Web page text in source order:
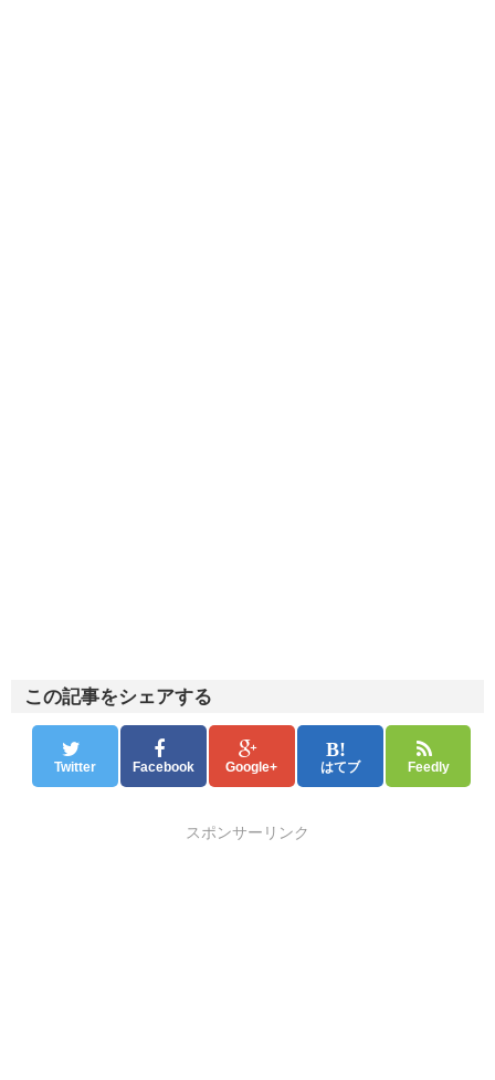
この記事をシェアする
Twitter Facebook Google+ はてブ Feedly
スポンサーリンク